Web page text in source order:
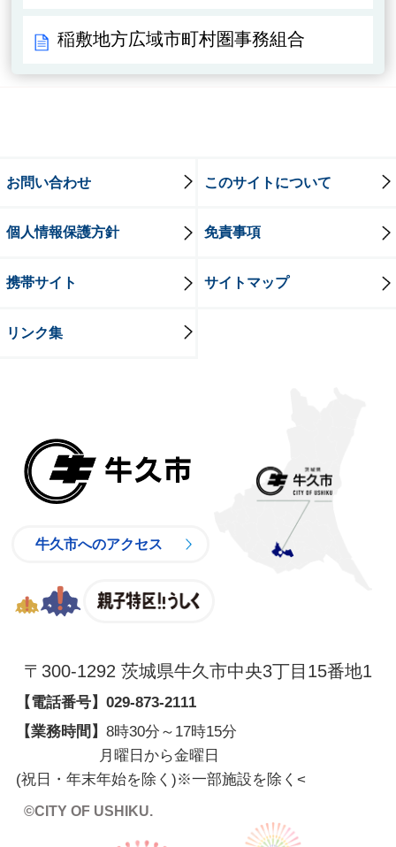
稲敷地方広域市町村圏事務組合
お問い合わせ このサイトについて
個人情報保護方針 免責事項
携帯サイト サイトマップ
リンク集
牛久市へのアクセス
〒300-1292 茨城県牛久市中央3丁目15番地1
【電話番号】 029-873-2111
【業務時間】 8時30分～17時15分
月曜日から金曜日
(祝日・年末年始を除く)※一部施設を除く <
©CITY OF USHIKU.